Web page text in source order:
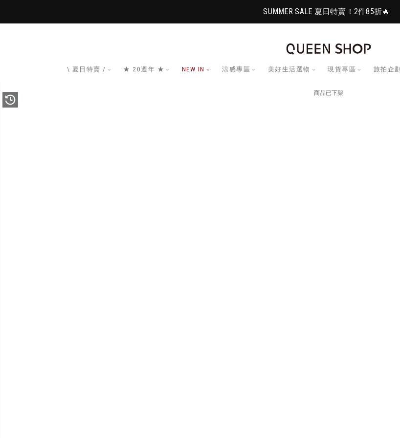
SUMMER SALE 夏日特賣！2件85折🔥
\ 夏日特賣 / ★ 20週年 ★ NEW IN 涼感專區 美好生活選物 現貨專區 旅拍企劃
商品已下架